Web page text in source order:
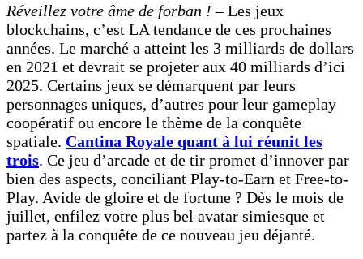
Réveillez votre âme de forban !– Les jeux
blockchains, c’est LA tendance de ces prochaines
années. Le marché a atteint les 3 milliards de dollars
en 2021 et devrait se projeter aux 40 milliards d’ici
2025. Certains jeux se démarquent par leurs
personnages uniques, d’autres pour leur gameplay
coopératif ou encore le thème de la conquête
spatiale. Cantina Royale quant à lui réunit les
trois. Ce jeu d’arcade et de tir promet d’innover par
bien des aspects, conciliant Play-to-Earn et Free-to-
Play. Avide de gloire et de fortune ? Dès le mois de
juillet, enfilez votre plus bel avatar simiesque et
partez à la conquête de ce nouveau jeu déjanté.